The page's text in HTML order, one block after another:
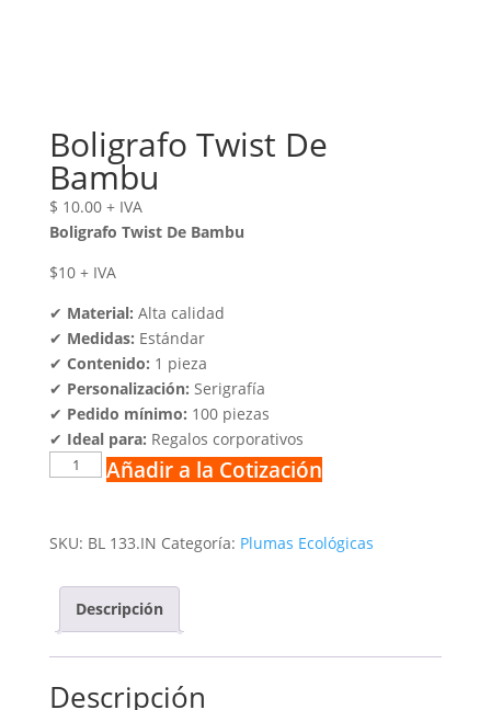
Boligrafo Twist De
Bambu
$ 10.00 + IVA
Boligrafo Twist De Bambu
$10 + IVA
✔ Material: Alta calidad
✔ Medidas: Estándar
✔ Contenido: 1 pieza
✔ Personalización: Serigrafía
✔ Pedido mínimo: 100 piezas
✔ Ideal para: Regalos corporativos
Boligrafo
Bambu
Añadir a la Cotización
SKU: BL 133.IN Categoría: Plumas Ecológicas
Descripción
Descripción